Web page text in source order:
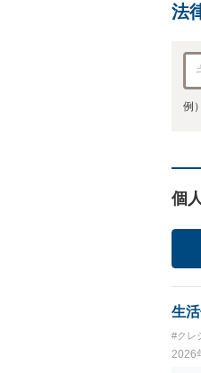
法
例）
個
生
#クレ
2026